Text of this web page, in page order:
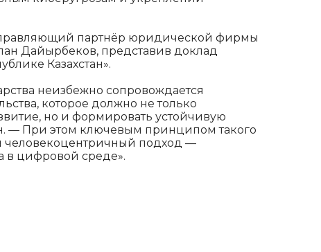
партнёр юридической фирмы
Дайырбеков, представив доклад
Казахстан».
неизбежно сопровождается
которое должно не только
но и формировать устойчивую
— При этом ключевым принципом такого
человекоцентричный подход —
в цифровой среде».